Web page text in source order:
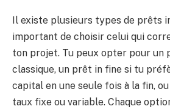
Il existe plusieurs types de prêts
important de choisir celui qui
ton projet. Tu peux opter pour un
classique, un prêt in fine si tu
capital en une seule fois à la fin,
taux fixe ou variable. Chaque